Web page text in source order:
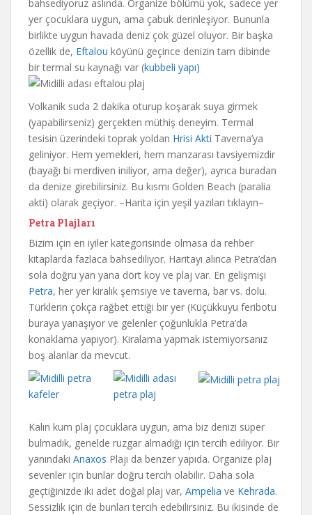
bahsediyoruz aslında. Organize bölümü yok, sadece yer
yer çocuklara uygun, ama çabuk derinleşiyor. Bununla
birlikte uygun havada deniz çok güzel oluyor. Bir başka
özellik de, Eftalou köyünü geçince denizin tam dibinde
bir termal su kaynağı var (kubbeli yapı)
Volkanik suda 2 dakika oturup koşarak suya girmek
(yapabilirseniz) gerçekten müthiş deneyim. Termal
tesisin üzerindeki toprak yoldan Hrisi Akti Taverna’ya
geliniyor. Hem yemekleri, hem manzarası tavsiyemizdir
(bayağı bi merdiven iniliyor, ama değer), ayrıca buradan
da denize girebilirsiniz. Bu kısmı Golden Beach (paralia
akti) olarak geçiyor. –Harita için yeşil yazıları tıklayın–
Petra Plajları
Bizim için en iyiler kategorisinde olmasa da rehber
kitaplarda fazlaca bahsediliyor. Haritayı alınca Petra’dan
sola doğru yan yana dört koy ve plaj var. En gelişmişi
Petra, her yer kiralık şemsiye ve taverna, bar vs. dolu.
Türklerin çokça rağbet ettiği bir yer (Küçükkuyu feribotu
buraya yanaşıyor ve gelenler çoğunlukla Petra’da
konaklama yapıyor). Kiralama yapmak istemiyorsanız
boş alanlar da mevcut.
Kalın kum plaj çocuklara uygun, ama biz denizi süper
bulmadık, genelde rüzgar almadığı için tercih ediliyor. Bir
yanındaki Anaxos Plajı da benzer yapıda. Organize plaj
sevenler için bunlar doğru tercih olabilir. Daha sola
geçtiğinizde iki adet doğal plaj var, Ampelia ve Kehrada.
Sessizlik için de bunları tercih edebilirsiniz. Bu ikisinde de